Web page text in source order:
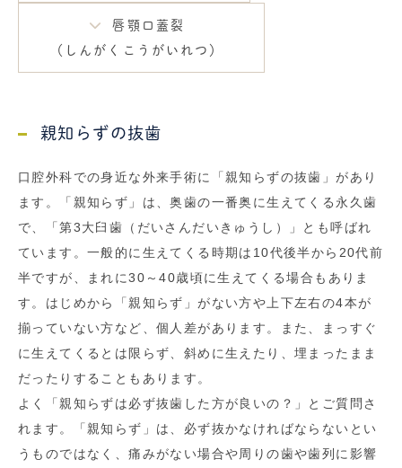
唇顎口蓋裂
（しんがくこうがいれつ）
親知らずの抜歯
口腔外科での身近な外来手術に「親知らずの抜歯」があり
ます。「親知らず」は、奥歯の一番奥に生えてくる永久歯
で、「第3大臼歯（だいさんだいきゅうし）」とも呼ばれ
ています。一般的に生えてくる時期は10代後半から20代前
半ですが、まれに30～40歳頃に生えてくる場合もありま
す。はじめから「親知らず」がない方や上下左右の4本が
揃っていない方など、個人差があります。また、まっすぐ
に生えてくるとは限らず、斜めに生えたり、埋まったまま
だったりすることもあります。
よく「親知らずは必ず抜歯した方が良いの？」とご質問さ
れます。「親知らず」は、必ず抜かなければならないとい
うものではなく、痛みがない場合や周りの歯や歯列に影響